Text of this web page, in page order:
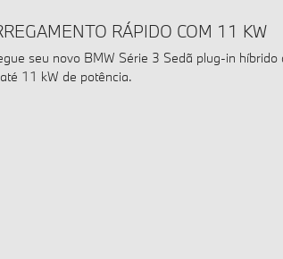
RÁPIDO COM 11 KW
seu novo BMW Série 3 Sedã plug-in
11 kW de potência.